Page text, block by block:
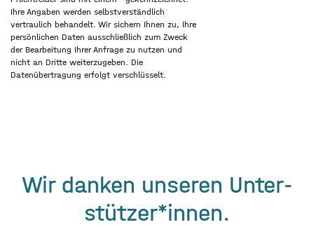
Ihre Angaben werden selbstverständlich
vertraulich behandelt. Wir sichern Ihnen zu, Ihre
persönlichen Daten ausschließlich zum Zweck
der Bearbeitung Ihrer Anfrage zu nutzen und
nicht an Dritte weiterzugeben. Die
Datenübertragung erfolgt verschlüsselt.
Wir danken unseren Unter­
stützer­*innen.